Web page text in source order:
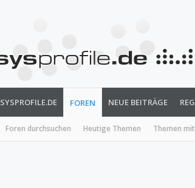
SYSPROFILE.DE FOREN
Foren durchsuchen Heutige Themen Themen
NEUE BEITRÄGE